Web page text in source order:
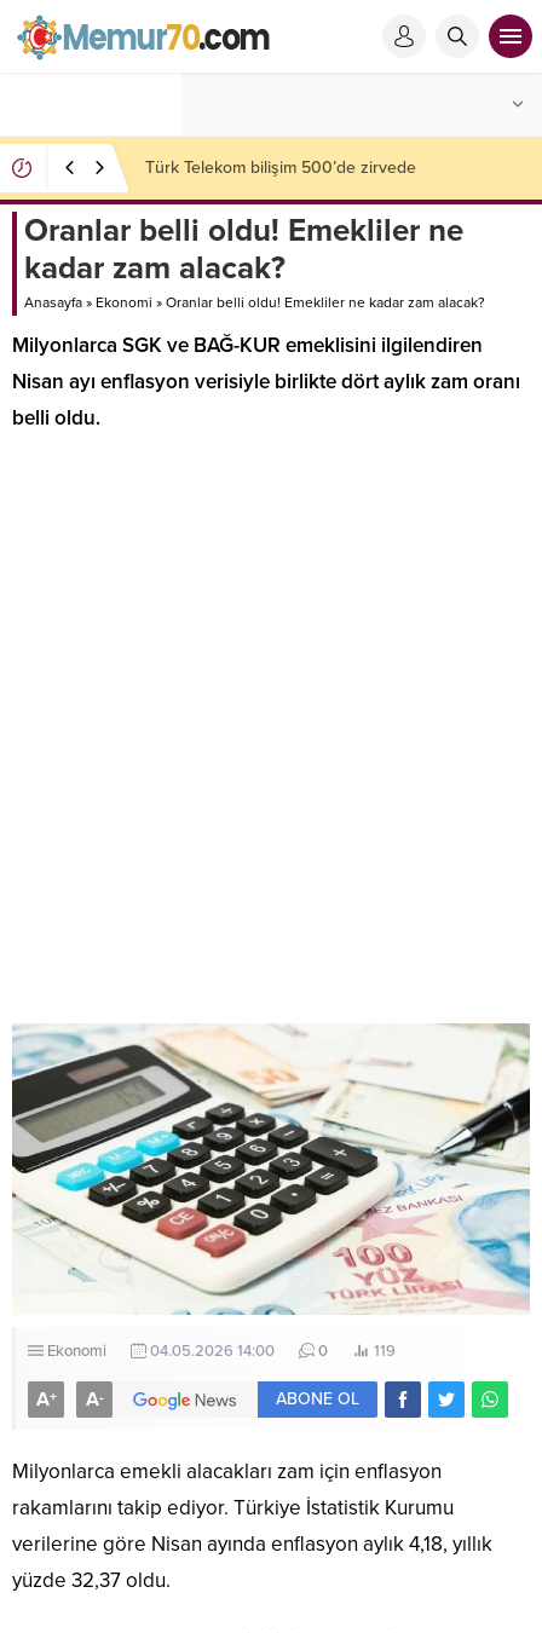
ABD, İran’ı kıskaca aldı: Gizli para ağı deşifre oldu!
Oranlar belli oldu! Emekliler ne
kadar zam alacak?
Anasayfa » Ekonomi » Oranlar belli oldu! Emekliler ne kadar zam alacak?
Milyonlarca SGK ve BAĞ-KUR emeklisini ilgilendiren
Nisan ayı enflasyon verisiyle birlikte dört aylık zam oranı
belli oldu.
Ekonomi 04.05.2026 14:00 0 119
A+ A- ABONE OL
Milyonlarca emekli alacakları zam için enflasyon
rakamlarını takip ediyor. Türkiye İstatistik Kurumu
verilerine göre Nisan ayında enflasyon aylık 4,18, yıllık
yüzde 32,37 oldu.